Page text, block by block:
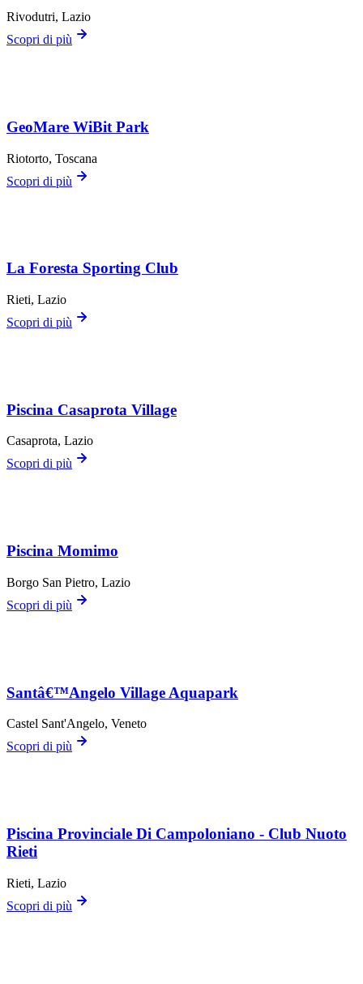
Rivodutri, Lazio
Scopri di più
GeoMare WiBit Park
Riotorto, Toscana
Scopri di più
La Foresta Sporting Club
Rieti, Lazio
Scopri di più
Piscina Casaprota Village
Casaprota, Lazio
Scopri di più
Piscina Momimo
Borgo San Pietro, Lazio
Scopri di più
Santâ€™Angelo Village Aquapark
Castel Sant'Angelo, Veneto
Scopri di più
Piscina Provinciale Di Campoloniano - Club Nuoto
Rieti
Rieti, Lazio
Scopri di più